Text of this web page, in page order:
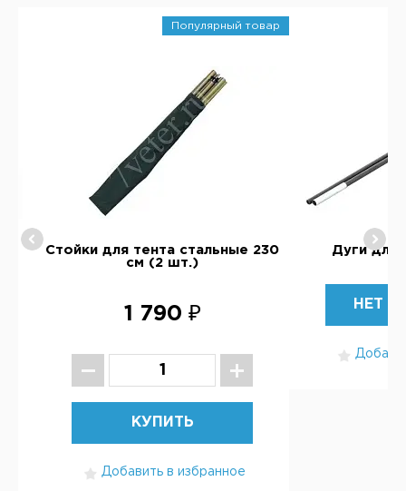
Популярный товар
Стойки для тента стальные 230
см (2 шт.)
1 790 ₽
КУПИТЬ
Добавить в избранное
Дуги для
НЕТ В